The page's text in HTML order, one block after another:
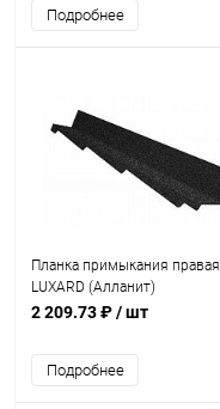
Подробнее
Планка примыкания правая
LUXARD (Алланит)
2 209.73 ₽/ шт
Подробнее